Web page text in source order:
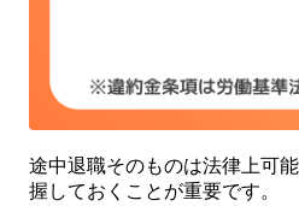
途中退職そのものは法律上可
握しておくことが重要です。